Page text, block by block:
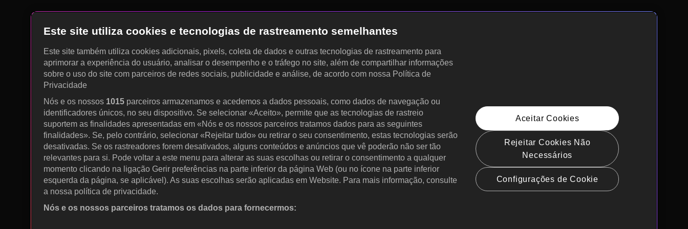
Este site utiliza cookies e tecnologias de rastreamento semelhantes
Este site também utiliza cookies adicionais, pixels, coleta de dados e outras tecnologias de rastreamento para
aprimorar a experiência do usuário, analisar o desempenho e o tráfego no site, além de compartilhar informações
sobre o uso do site com parceiros de redes sociais, publicidade e análise, de acordo com nossa Política de
Privacidade
Nós e os nossos 1015 parceiros armazenamos e acedemos a dados pessoais, como dados de navegação ou
identificadores únicos, no seu dispositivo. Se selecionar «Aceito», permite que as tecnologias de rastreio
suportem as finalidades apresentadas em «Nós e os nossos parceiros tratamos dados para as seguintes
finalidades». Se, pelo contrário, selecionar «Rejeitar tudo» ou retirar o seu consentimento, estas tecnologias serão
desativadas. Se os rastreadores forem desativados, alguns conteúdos e anúncios que vê poderão não ser tão
relevantes para si. Pode voltar a este menu para alterar as suas escolhas ou retirar o consentimento a qualquer
momento clicando na ligação Gerir preferências na parte inferior da página Web (ou no ícone na parte inferior
esquerda da página, se aplicável). As suas escolhas serão aplicadas em Website. Para mais informação, consulte
a nossa política de privacidade.
Nós e os nossos parceiros tratamos os dados para fornecermos:
Aceitar Cookies
Rejeitar Cookies Não
Necessários
Configurações de Cookie